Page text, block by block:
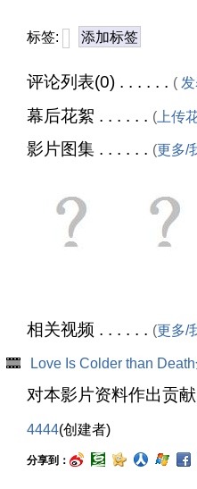
标签: 添加标签
评论列表(0) . . . . . . (
幕后花絮 . . . . . . ( 上传
影片图集 . . . . . . (更多/
相关视频 . . . . . . (更多/
Love Is Colder than
对本影片资料作出贡
4444(创建者)
分享到：